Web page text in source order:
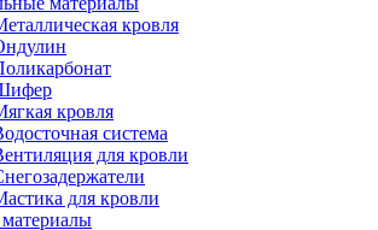
кровля
кровля
система
для кровли
для кровли